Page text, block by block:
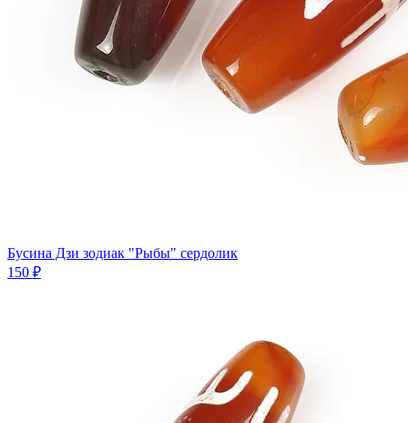
Бусина Дзи зодиак "Рыбы" сердолик
150 ₽